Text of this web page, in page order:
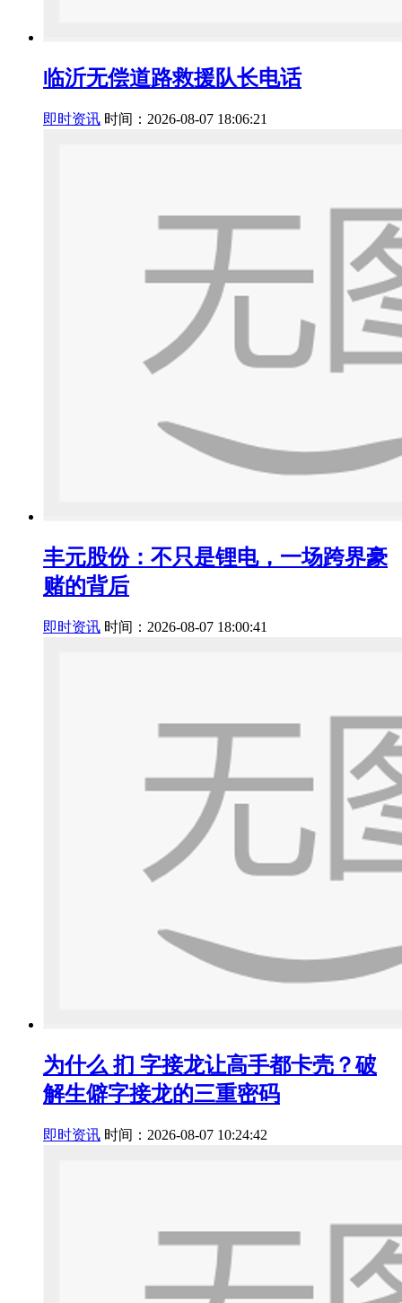
临沂无偿道路救援队长电话
即时资讯 时间：2026-08-07 18:06:21
丰元股份：不只是锂电，一场跨界豪
赌的背后
即时资讯 时间：2026-08-07 18:00:41
为什么 扪 字接龙让高手都卡壳？破
解生僻字接龙的三重密码
即时资讯 时间：2026-08-07 10:24:42